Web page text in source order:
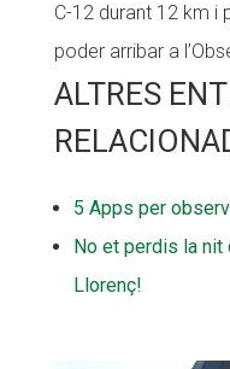
C-12 durant 12 km i
poder arribar a
ALTRES
5 Apps per
No et perdis la
Llorenç!